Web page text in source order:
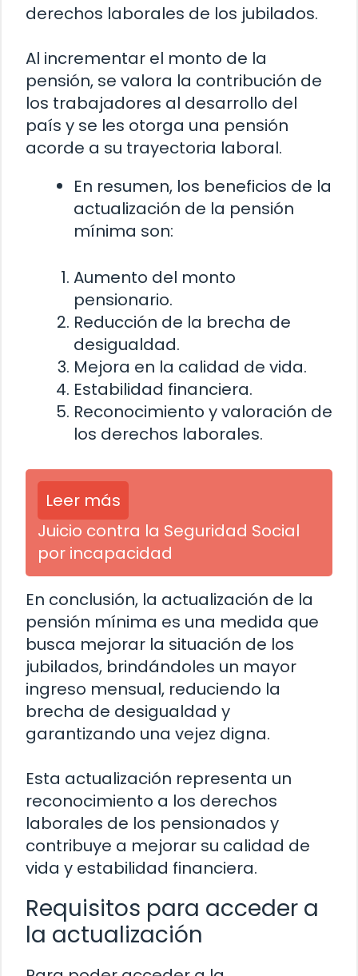
derechos laborales de los jubilados.
Al incrementar el monto de la
pensión, se valora la contribución de
los trabajadores al desarrollo del
país y se les otorga una pensión
acorde a su trayectoria laboral.
En resumen, los beneficios de la
actualización de la pensión
mínima son:
Aumento del monto
pensionario.
Reducción de la brecha de
desigualdad.
Mejora en la calidad de vida.
Estabilidad financiera.
Reconocimiento y valoración de
los derechos laborales.
Leer más
Juicio contra la Seguridad Social
por incapacidad
En conclusión, la actualización de la
pensión mínima es una medida que
busca mejorar la situación de los
jubilados, brindándoles un mayor
ingreso mensual, reduciendo la
brecha de desigualdad y
garantizando una vejez digna.
Esta actualización representa un
reconocimiento a los derechos
laborales de los pensionados y
contribuye a mejorar su calidad de
vida y estabilidad financiera.
Requisitos para acceder a
la actualización